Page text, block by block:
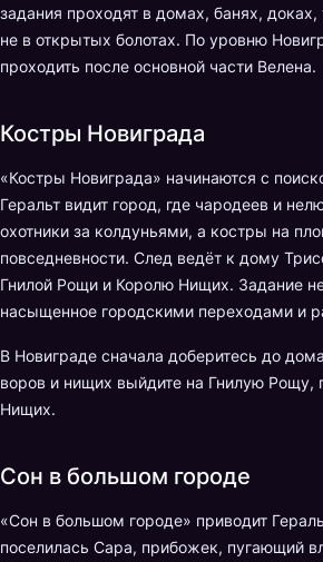
задания проходят в домах, банях, доках,
не в открытых болотах. По уровню
проходить после основной части Велена.
Костры Новиграда
«Костры Новиграда» начинаются с
Геральт видит город, где чародеев и
охотники за колдуньями, а костры на
повседневности. След ведёт к дому
Гнилой Рощи и Королю Нищих. Задание
насыщенное городскими переходами и
В Новиграде сначала доберитесь до
воров и нищих выйдите на Гнилую Рощу,
Нищих.
Сон в большом городе
«Сон в большом городе» приводит
поселилась Сара, прибожек, пугающий